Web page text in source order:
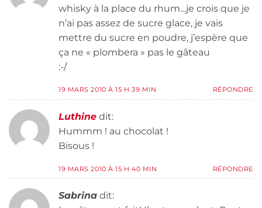
whisky à la place du rhum…je crois que je
n’ai pas assez de sucre glace, je vais
mettre du sucre en poudre, j’espère que
ça ne « plombera » pas le gâteau
:-/
19 MARS 2010 À 15 H 39 MIN RÉPONDRE
Luthine dit:
Hummm ! au chocolat !
Bisous !
19 MARS 2010 À 15 H 40 MIN RÉPONDRE
Sabrina dit: